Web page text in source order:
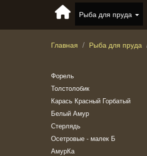
Рыба для пруда
Главная Рыба для пруда
Форель
Толстолобик
Карась Красный Горбатый
Белый Амур
Стерлядь
Осетровые - малек Б
АмурКа